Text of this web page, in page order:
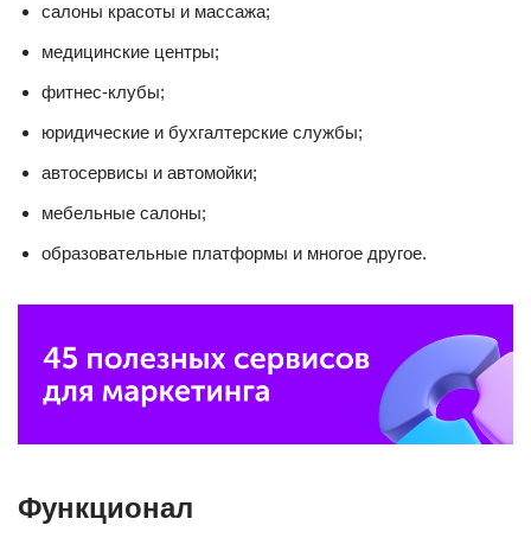
салоны красоты и массажа;
медицинские центры;
фитнес-клубы;
юридические и бухгалтерские службы;
автосервисы и автомойки;
мебельные салоны;
образовательные платформы и многое другое.
Функционал